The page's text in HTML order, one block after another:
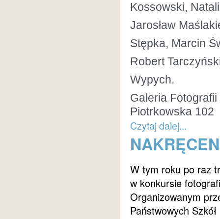
Kossowski,
Jarosław
Stępka, Marcin
Robert
Wypych.
Galeria
Piotrkowska 102
Czytaj dalej...
W tym roku po raz
w konkursie
Organizowanym
Państwowych